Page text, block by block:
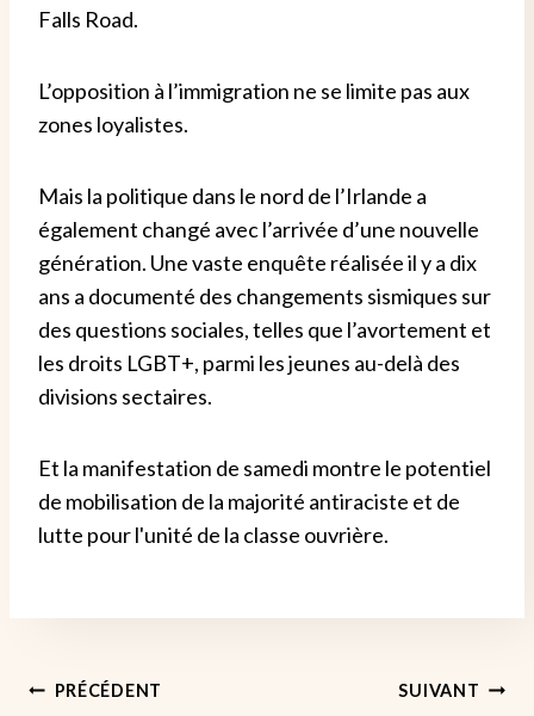
Falls Road.
L’opposition à l’immigration ne se limite pas aux
zones loyalistes.
Mais la politique dans le nord de l’Irlande a
également changé avec l’arrivée d’une nouvelle
génération. Une vaste enquête réalisée il y a dix
ans a documenté des changements sismiques sur
des questions sociales, telles que l’avortement et
les droits LGBT+, parmi les jeunes au-delà des
divisions sectaires.
Et la manifestation de samedi montre le potentiel
de mobilisation de la majorité antiraciste et de
lutte pour l'unité de la classe ouvrière.
Navigation
PRÉCÉDENT SUIVANT